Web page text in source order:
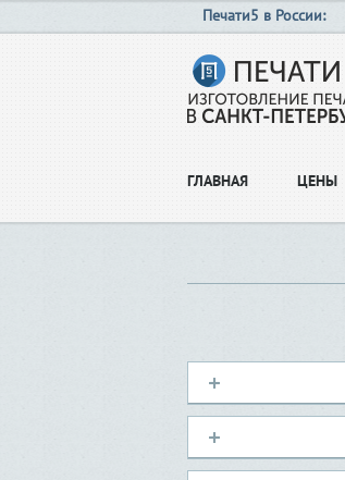
Печати5 в России:
ГЛАВНАЯ ЦЕНЫ